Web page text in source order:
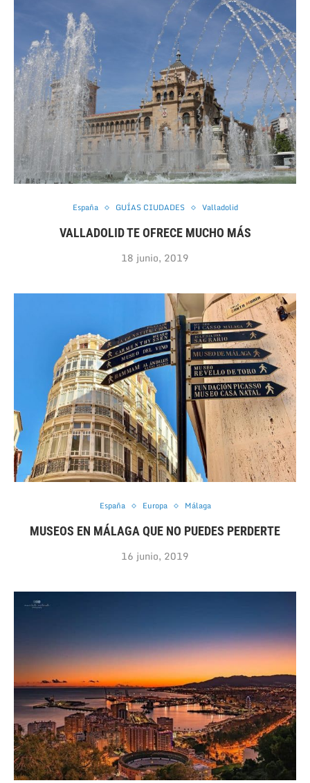
España GUÍAS CIUDADES Valladolid
VALLADOLID TE OFRECE MUCHO MÁS
18 junio, 2019
España Europa Málaga
MUSEOS EN MÁLAGA QUE NO PUEDES PERDERTE
16 junio, 2019